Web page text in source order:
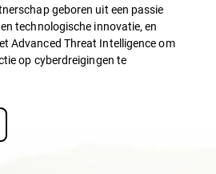
geboren uit een passie
technologische innovatie, en
Advanced Threat Intelligence om
op cyberdreigingen te